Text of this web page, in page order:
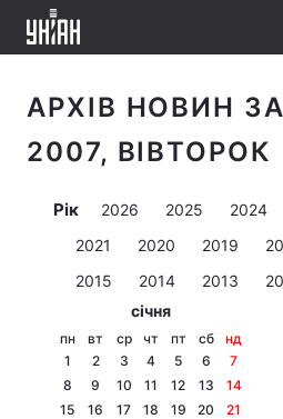
АРХІВ НОВИН
2007, ВІВТОРОК
Рік 2026 2025 2024
2021
2020 2019
2015
2014 2013
січня
пн вт ср чт пт сб
нд
1
2 3 4 5 6
7
8
9 10 11 12 13
14
15
16 17 18 19 20
21